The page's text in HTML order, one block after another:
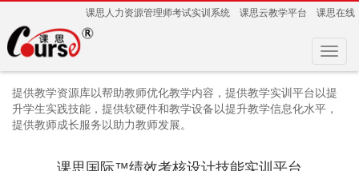
课思在线
课思云教学平台
课思人力资源管理师考试实训系统
提供教学资源库以帮助教师优化教学内容，提供教学实训平台以提
升学生实践技能，提供软硬件和教学设备以提升教学信息化水平，
提供教师成长服务以助力教师发展。
课思国际™绩效考核设计技能实训平台